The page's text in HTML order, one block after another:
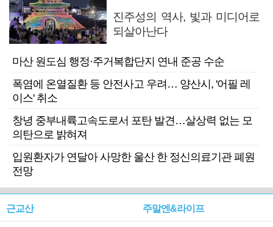
진주성의 역사, 빛과 미디어로
되살아난다
마산 원도심 행정·주거복합단지 연내 준공 수순
폭염에 온열질환 등 안전사고 우려… 양산시, '어필 레
이스' 취소
창녕 중부내륙고속도로서 포탄 발견…살상력 없는 모
의탄으로 밝혀져
입원환자가 연달아 사망한 울산 한 정신의료기관 폐원
전망
근교산 주말엔&라이프